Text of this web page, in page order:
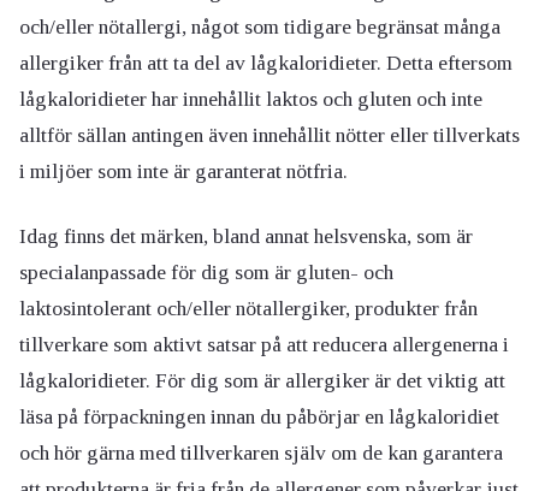
och/eller nötallergi, något som tidigare begränsat många
allergiker från att ta del av lågkaloridieter. Detta eftersom
lågkaloridieter har innehållit laktos och gluten och inte
alltför sällan antingen även innehållit nötter eller tillverkats
i miljöer som inte är garanterat nötfria.
Idag finns det märken, bland annat helsvenska, som är
specialanpassade för dig som är gluten- och
laktosintolerant och/eller nötallergiker, produkter från
tillverkare som aktivt satsar på att reducera allergenerna i
lågkaloridieter. För dig som är allergiker är det viktig att
läsa på förpackningen innan du påbörjar en lågkaloridiet
och hör gärna med tillverkaren själv om de kan garantera